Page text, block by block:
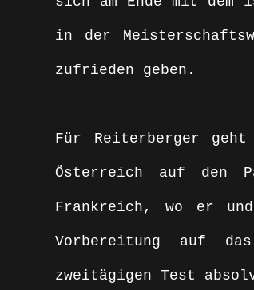
in der
zufrieden geben.
Für Reiterberger
Österreich auf den
Frankreich, wo er und
Vorbereitung auf
zweitägigen Test